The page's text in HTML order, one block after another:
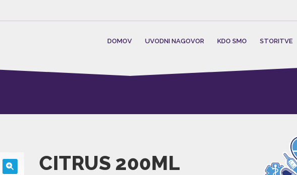
DOMOV UVODNI NAGOVOR KDO SMO STORITVE
CITRUS 200ML